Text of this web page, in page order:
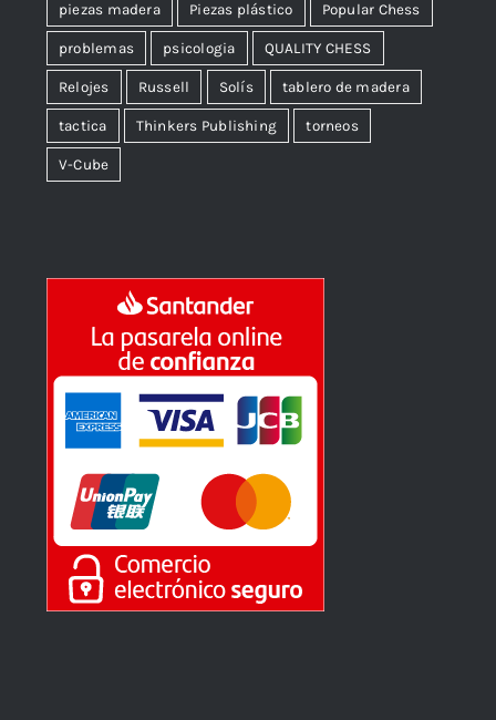
piezas madera Piezas plástico Popular Chess
problemas psicologia QUALITY CHESS
Relojes Russell Solís tablero de madera
tactica Thinkers Publishing torneos
V-Cube